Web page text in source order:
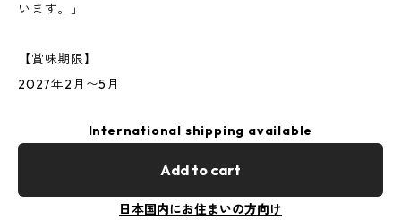
います。」
【賞味期限】
2027年2月〜5月
International shipping available
Add to cart
日本国内にお住まいの方向け